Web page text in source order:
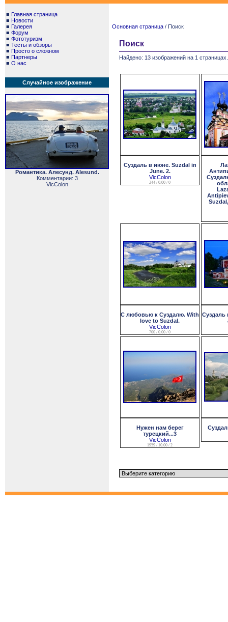
■ Главная страница
■ Новости
■ Галерея
■ Форум
■ Фототуризм
■ Тесты и обзоры
■ Просто о сложном
■ Партнеры
■ О нас
Случайное изображение
Романтика. Алесунд. Alesund.
Комментарии: 3
VicColon
Основная страница / Поиск
Поиск
Найдено: 13 изображений на 1
Суздаль в июне. Suzdal in
June. 2.
VicColon
244 / 0.00 / 0
С любовью к Суздалю. With
love to Suzdal.
VicColon
700 / 0.00 / 0
Суздаль
Нужен нам берег
турецкий...3
VicColon
1959 / 10.00 / 2